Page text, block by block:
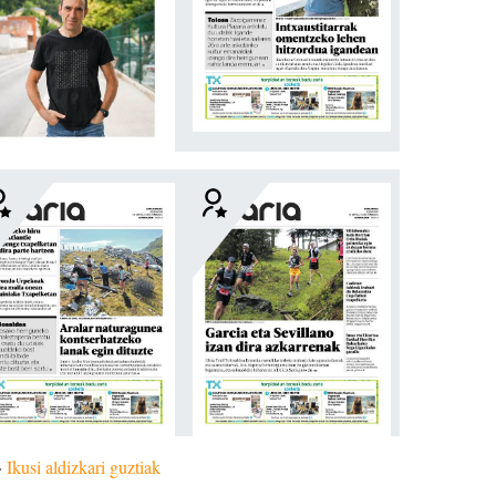
Ikusi aldizkari guztiak